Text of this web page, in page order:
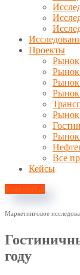
Проекты
Рынок
Рынок
Рынок
Рынок
Все
Кейсы
Контакты
Маркетинговое
году